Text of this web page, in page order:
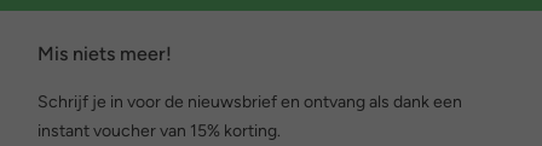
Mis niets meer!
Schrijf je in voor de nieuwsbrief en ontvang als dank een
instant voucher van 15% korting.